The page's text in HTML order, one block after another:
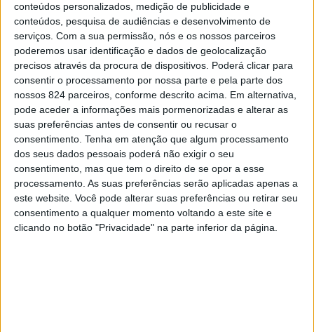
conteúdos personalizados, medição de publicidade e
conteúdos, pesquisa de audiências e desenvolvimento de
serviços. Com a sua permissão, nós e os nossos parceiros
poderemos usar identificação e dados de geolocalização
precisos através da procura de dispositivos. Poderá clicar para
consentir o processamento por nossa parte e pela parte dos
nossos 824 parceiros, conforme descrito acima. Em alternativa,
pode aceder a informações mais pormenorizadas e alterar as
suas preferências antes de consentir ou recusar o
consentimento. Tenha em atenção que algum processamento
dos seus dados pessoais poderá não exigir o seu
consentimento, mas que tem o direito de se opor a esse
processamento. As suas preferências serão aplicadas apenas a
este website. Você pode alterar suas preferências ou retirar seu
consentimento a qualquer momento voltando a este site e
clicando no botão "Privacidade" na parte inferior da página.
milhões de euros financiada pelo Fundo Europeu de
Desenvolvimento Regional (FEDER).
O aviso insere-se no âmbito das Estratégias
Territoriais Integradas das Comunidades Intermunicipais
(ITI CIM) e tem como objectivo promover soluções de
mobilidade mais sustentáveis, inteligentes e
inclusivas, contribuindo para a redução das emissões de
carbono, a melhoria da qualidade do ar e a diminuição do
ruído urbano.